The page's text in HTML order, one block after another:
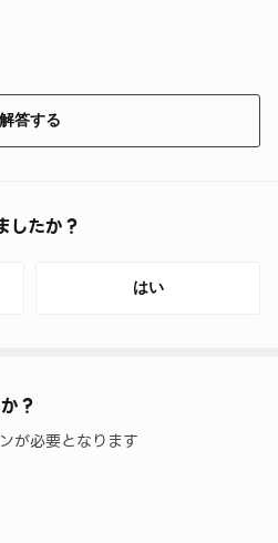
解答する
したか？
はい
？
が必要となります